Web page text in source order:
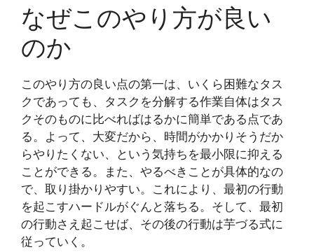
なぜこのやり方が良い
のか
このやり方の良い点の第一は、いくら困難なタス
クであっても、タスクを分解する作業自体はタス
クそのものに比べればはるかに簡単である点であ
る。よって、大変だから、時間がかかりそうだか
らやりたくない、という気持ちを最小限に抑える
ことができる。また、やるべきことが具体的なの
で、取り掛かりやすい。これにより、最初の行動
を起こすハードルがぐんと落ちる。そして、最初
の行動さえ起こせば、その後の行動は芋づる式に
従っていく。